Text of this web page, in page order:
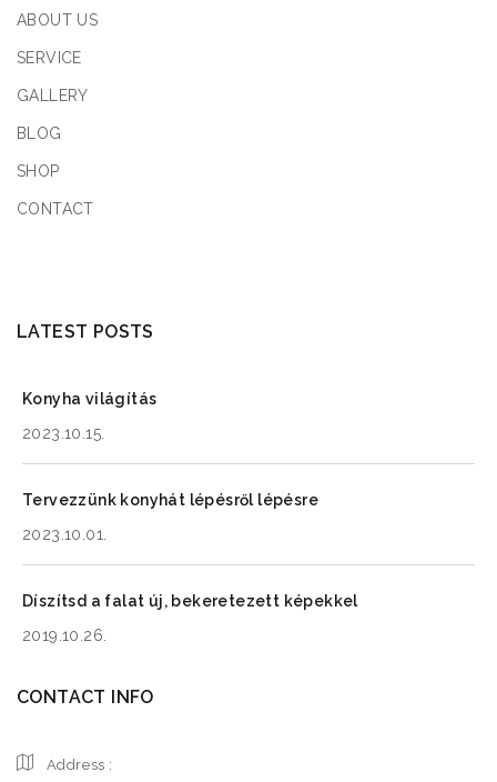
ABOUT US
SERVICE
GALLERY
BLOG
SHOP
CONTACT
LATEST POSTS
Konyha világítás
2023.10.15.
Tervezzünk konyhát lépésről lépésre
2023.10.01.
Díszítsd a falat új, bekeretezett képekkel
2019.10.26.
CONTACT INFO
Address :